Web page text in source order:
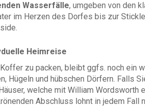
Wasserfälle, umgeben von den
im Herzen des Dorfes bis zur
Heimreise
zu packen, bleibt ggfs. noch ein
Hügeln und hübschen Dörfern. Falls
welche mit William Wordsworth
Abschluss lohnt in jedem Fall